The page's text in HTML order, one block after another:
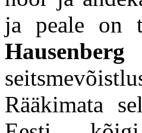
ja peale on
Hausenberg
Rääkimata